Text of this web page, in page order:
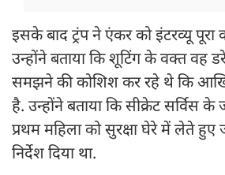
इसके बाद ट्रंप ने एंकर को इंटरव्यू
उन्होंने बताया कि शूटिंग के वक्त वह
समझने की कोशिश कर रहे थे कि
है. उन्होंने बताया कि सीक्रेट सर्विस
प्रथम महिला को सुरक्षा घेरे में लेते
निर्देश दिया था.